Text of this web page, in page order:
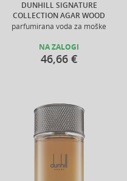
DUNHILL SIGNATURE
COLLECTION AGAR WOOD
parfumirana voda za moške
NA ZALOGI
46,66 €